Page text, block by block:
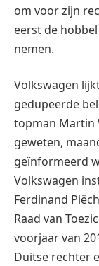
om voor zijn
eerst de
nemen.
Volkswagen
gedupeerde
topman Martin
geweten,
geïnformeerd
Volkswagen
Ferdinand
Raad van
voorjaar van
Duitse rechter